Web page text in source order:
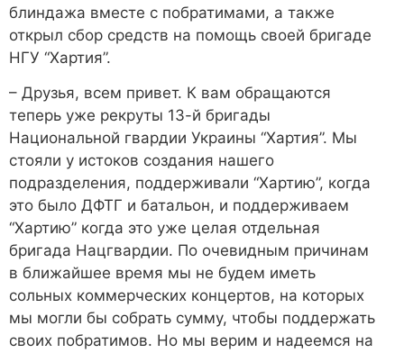
блиндажа вместе с побратимами, а также
открыл сбор средств на помощь своей бригаде
НГУ “Хартия”.
– Друзья, всем привет. К вам обращаются
теперь уже рекруты 13-й бригады
Национальной гвардии Украины “Хартия”. Мы
стояли у истоков создания нашего
подразделения, поддерживали “Хартию”, когда
это было ДФТГ и батальон, и поддерживаем
“Хартию” когда это уже целая отдельная
бригада Нацгвардии. По очевидным причинам
в ближайшее время мы не будем иметь
сольных коммерческих концертов, на которых
мы могли бы собрать сумму, чтобы поддержать
своих побратимов. Но мы верим и надеемся на